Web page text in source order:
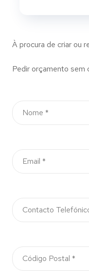
À procura de criar ou
Pedir orçamento sem